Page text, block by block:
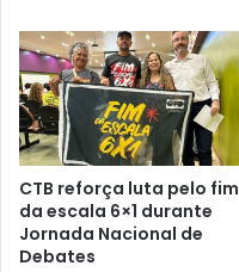
CTB reforça luta pelo fim
da escala 6×1 durante
Jornada Nacional de
Debates